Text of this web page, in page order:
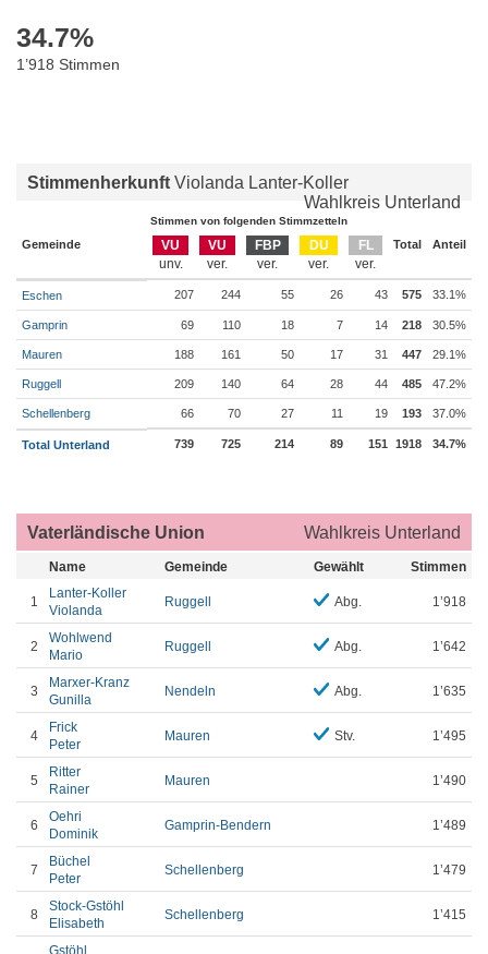
34.7%
1’918 Stimmen
Stimmenherkunft Violanda Lanter-Koller
Wahlkreis Unterland
Stimmen von folgenden Stimmzetteln
Gemeinde VU VU FBP DU FL Total Anteil
Eschen 207 244 55 26 43 575 33.1%
Gamprin 69 110 18 7 14 218 30.5%
Mauren 188 161 50 17 31 447 29.1%
Ruggell 209 140 64 28 44 485 47.2%
Schellenberg 66 70 27 11 19 193 37.0%
Total Unterland 739 725 214 89 151 1918 34.7%
Vaterländische Union Wahlkreis Unterland
Name Gemeinde Gewählt Stimmen
1
Lanter-Koller
Violanda
Ruggell Abg. 1’918
2
Wohlwend
Mario
Ruggell Abg. 1’642
3
Marxer-Kranz
Gunilla
Nendeln Abg. 1’635
4
Frick
Peter
Mauren Stv. 1’495
5
Ritter
Rainer
Mauren 1’490
6
Oehri
Dominik
Gamprin-Bendern 1’489
7
Büchel
Peter
Schellenberg 1’479
8
Stock-Gstöhl
Elisabeth
Schellenberg 1’415